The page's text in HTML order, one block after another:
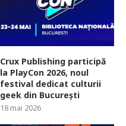
Crux Publishing participă
la PlayCon 2026, noul
festival dedicat culturii
geek din București
18 mai 2026